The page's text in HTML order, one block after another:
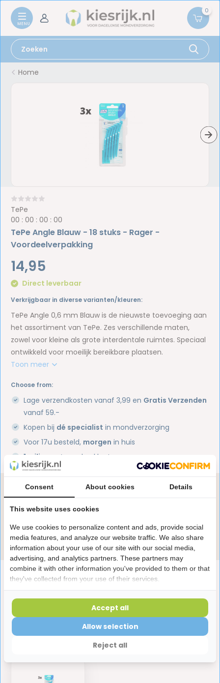
0
Home
TePe
00 :00 :00 :00
TePe Angle Blauw - 18 stuks - Rager -
Voordeelverpakking
14,95
Direct leverbaar
Verkrijgbaar in diverse varianten/kleuren:
TePe Angle 0,6 mm Blauw is de nieuwste toevoeging aan
het assortiment van TePe. Zes verschillende maten,
zowel voor kleine als grote interdentale ruimtes. Speciaal
ontwikkeld voor moeilijk bereikbare plaatsen.
Toon meer
Choose from:
Lage verzendkosten vanaf 3,99 en Gratis Verzenden
vanaf 59.-
Kopen bij dé specialist in mondverzorging
Voor 17u besteld, morgen in huis
1 miljoen+
tevreden klanten
Productomschrijving
Reviews
Heb je een vraag over dit product?
Onze specialisten helpen je graag! Spreek ons aan
Stuur e-mail
Laatst bekeken producten
Consent About cookies Details
This website uses cookies
We use cookies to personalize content and ads, provide social
media features, and analyze our website traffic. We also share
information about your use of our site with our social media,
advertising, and analytics partners. These partners may
combine it with other information you've provided to them or that
they've collected from your use of their services.
Reject all
Allow selection
Accept all